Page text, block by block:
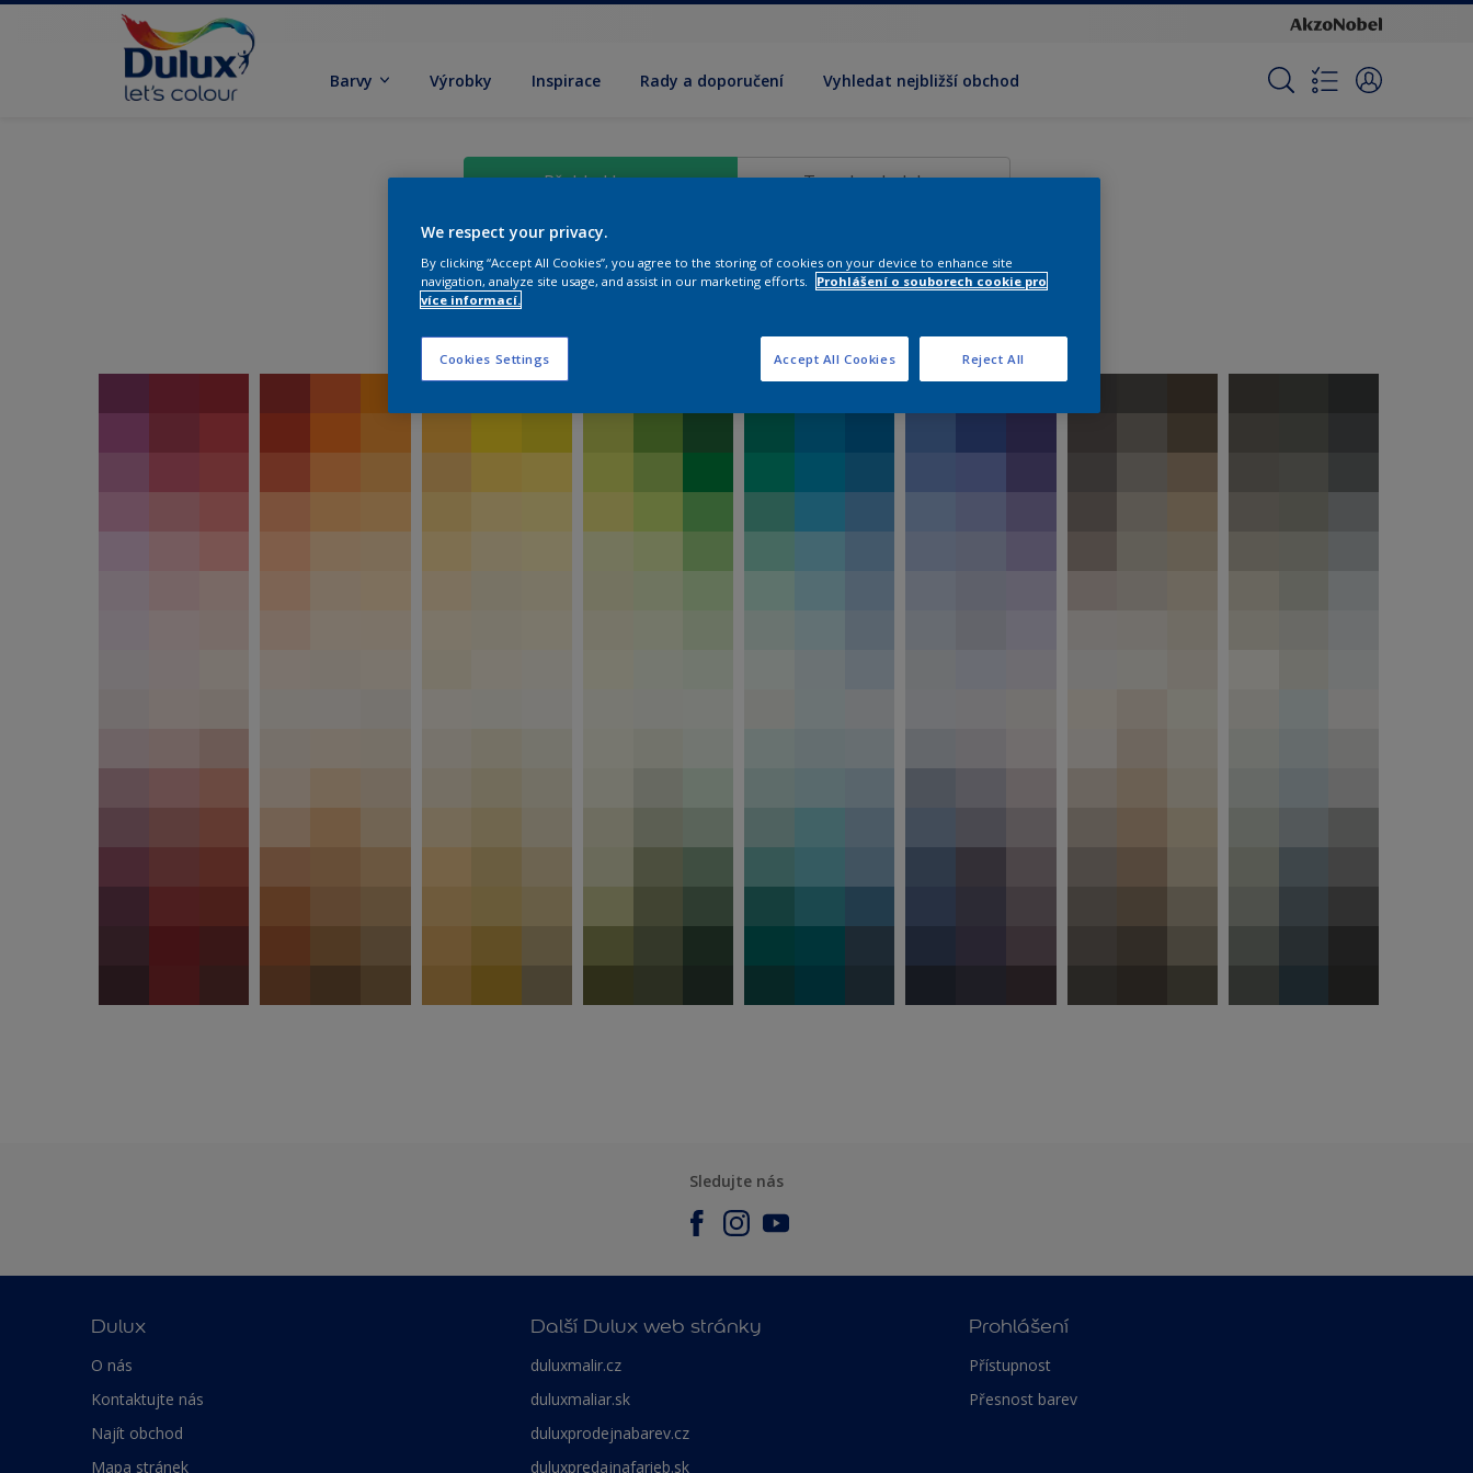
Barvy Výrobky Inspirace Rady a doporučení Vyhledat nejbližší obchod
Přehled barev Trendy a kolekce
Sledujte nás
Dulux
O nás
Kontaktujte nás
Najít obchod
Mapa stránek
Další Dulux web stránky
duluxmalir.cz
duluxmaliar.sk
duluxprodejnabarev.cz
duluxpredajnafarieb.sk
Prohlášení
Přístupnost
Přesnost barev
We respect your privacy.
By clicking “Accept All Cookies”, you agree to the storing of cookies on your device to enhance site
navigation, analyze site usage, and assist in our marketing efforts.
Prohlášení o souborech cookie pro
více informací.
Cookies Settings Reject All
Accept All Cookies